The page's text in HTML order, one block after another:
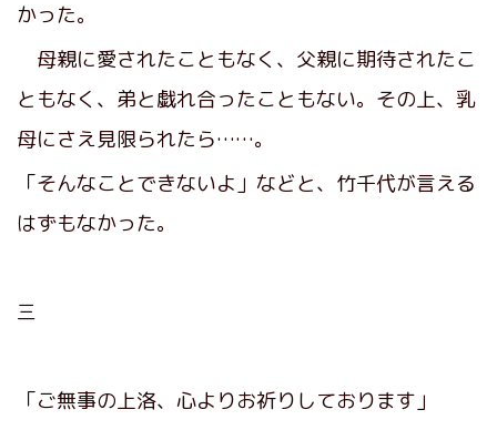
かった。
母親に愛されたこともなく、父親に期待されたこ
ともなく、弟と戯れ合ったこともない。その上、乳
母にさえ見限られたら……。
「そんなことできないよ」などと、竹千代が言える
はずもなかった。
三
「ご無事の上洛、心よりお祈りしております」